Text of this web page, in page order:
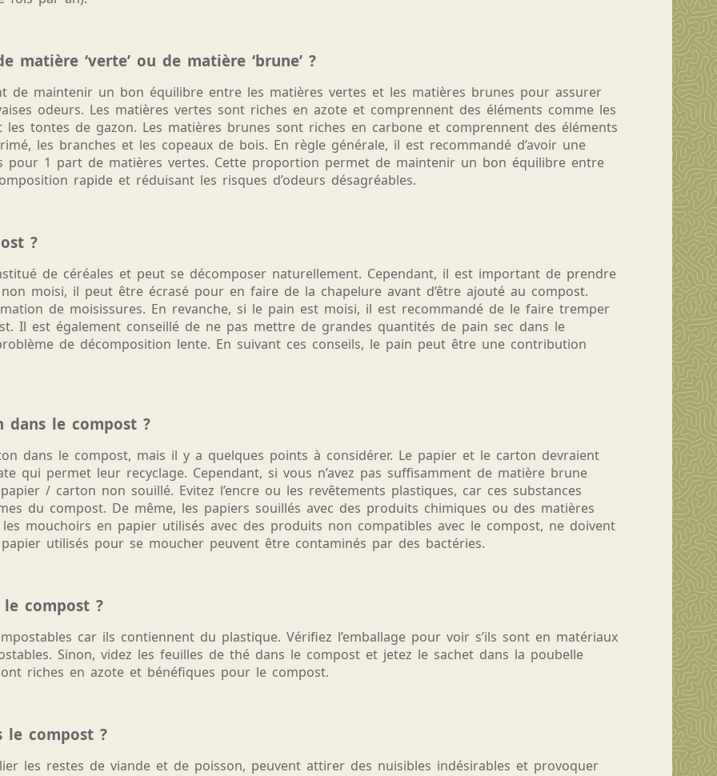
‘verte’ ou de matière ‘brune’ ?
de maintenir un bon équilibre entre les matières vertes et les matières brunes pour assurer
odeurs. Les matières vertes sont riches en azote et comprennent des éléments comme les
tontes de gazon. Les matières brunes sont riches en carbone et comprennent des éléments
les branches et les copeaux de bois. En règle générale, il est recommandé d’avoir une
1 part de matières vertes. Cette proportion permet de maintenir un bon équilibre entre
rapide et réduisant les risques d’odeurs désagréables.
?
de céréales et peut se décomposer naturellement. Cependant, il est important de prendre
moisi, il peut être écrasé pour en faire de la chapelure avant d’être ajouté au compost.
de moisissures. En revanche, si le pain est moisi, il est recommandé de le faire tremper
Il est également conseillé de ne pas mettre de grandes quantités de pain sec dans le
de décomposition lente. En suivant ces conseils, le pain peut être une contribution
le compost ?
dans le compost, mais il y a quelques points à considérer. Le papier et le carton devraient
qui permet leur recyclage. Cependant, si vous n’avez pas suffisamment de matière brune
/ carton non souillé. Evitez l’encre ou les revêtements plastiques, car ces substances
du compost. De même, les papiers souillés avec des produits chimiques ou des matières
mouchoirs en papier utilisés avec des produits non compatibles avec le compost, ne doivent
utilisés pour se moucher peuvent être contaminés par des bactéries.
compost ?
car ils contiennent du plastique. Vérifiez l’emballage pour voir s’ils sont en matériaux
Sinon, videz les feuilles de thé dans le compost et jetez le sachet dans la poubelle
riches en azote et bénéfiques pour le compost.
le compost ?
les restes de viande et de poisson, peuvent attirer des nuisibles indésirables et provoquer